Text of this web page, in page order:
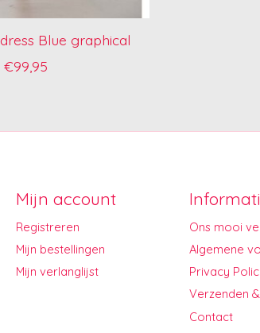
Blue graphical
€99,95
Mijn account
Registreren
Mijn bestellingen
Mijn verlanglijst
Ons mooi
Algemene
Privacy
Verzenden
Contact